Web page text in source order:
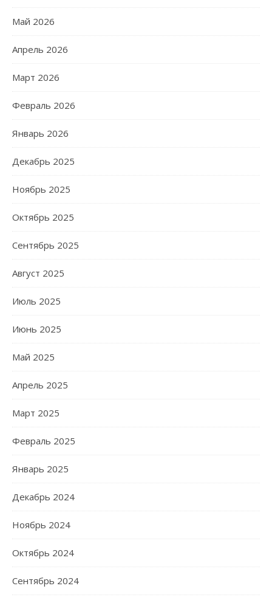
Май 2026
Апрель 2026
Март 2026
Февраль 2026
Январь 2026
Декабрь 2025
Ноябрь 2025
Октябрь 2025
Сентябрь 2025
Август 2025
Июль 2025
Июнь 2025
Май 2025
Апрель 2025
Март 2025
Февраль 2025
Январь 2025
Декабрь 2024
Ноябрь 2024
Октябрь 2024
Сентябрь 2024